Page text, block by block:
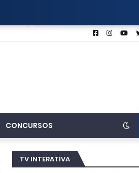
CONCURSOS
TV INTERATIVA